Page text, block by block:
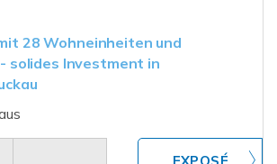
28 Wohneinheiten und
solides Investment in